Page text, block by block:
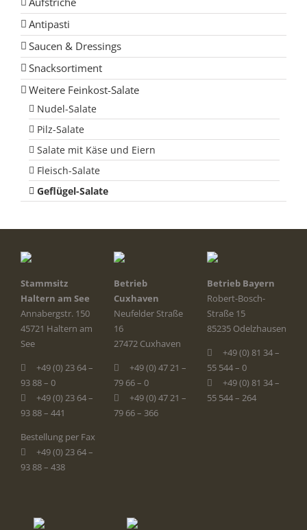
Antipasti
Saucen & Dressings
Snacksortiment
Weitere Feinkost-Salate
Nudel-Salate
Pilz-Salate
Salate mit Käse und Eiern
Fleisch-Salate
Geflügel-Salate
Stammsitz
Haltern am See
Annabergstr. 150
45721 Haltern am
See
+49 (0) 23 64 –
93 88 – 0
+49 (0) 23 64 –
93 88 – 441
Bestellung per Fax
+49 (0) 23 64 –
93 88 – 438
Betrieb
Cuxhaven
Neufelder Straße
16
27472 Cuxhaven
+49 (0) 47 21 –
79 66 – 0
+49 (0) 47 21 –
79 66 – 366
Betrieb Bayern
Robert-Bosch-
Straße 15
85235 Odelzhausen
+49 (0) 81 34 –
55 544 – 0
+49 (0) 81 34 –
55 544 – 264